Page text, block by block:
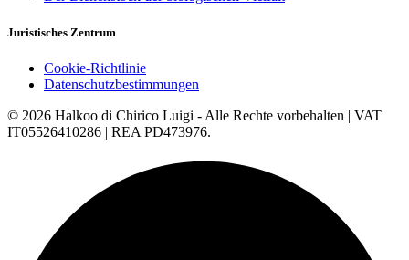
Juristisches Zentrum
Cookie-Richtlinie
Datenschutzbestimmungen
© 2026 Halkoo di Chirico Luigi - Alle Rechte vorbehalten | VAT
IT05526410286 | REA PD473976.